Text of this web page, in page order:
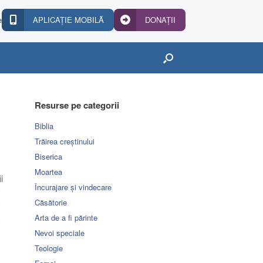
APLICAȚIE MOBILĂ DONAȚII
Resurse pe categorii
Biblia
Trăirea creștinului
Biserica
Moartea
Încurajare și vindecare
Căsătorie
Arta de a fi părinte
Nevoi speciale
Teologie